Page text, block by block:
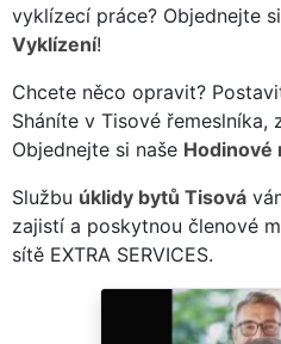
vyklízecí práce? Objednejte
Vyklízení!
Chcete něco opravit?
Sháníte v Tisové řemeslníka,
Objednejte si naše Hodinové
Službu úklidy bytů Tisová
zajistí a poskytnou členové
sítě EXTRA SERVICES.